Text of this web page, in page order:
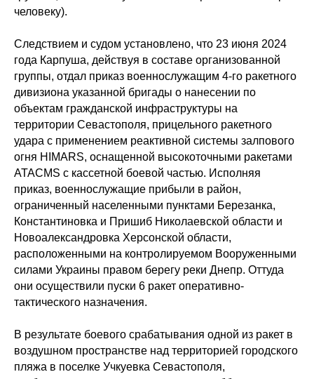
человеку).
Следствием и судом установлено, что 23 июня 2024
года Карпуша, действуя в составе организованной
группы, отдал приказ военнослужащим 4-го ракетного
дивизиона указанной бригады о нанесении по
объектам гражданской инфраструктуры на
территории Севастополя, прицельного ракетного
удара с применением реактивной системы залпового
огня HIMARS, оснащенной высокоточными ракетами
ATACMS с кассетной боевой частью. Исполняя
приказ, военнослужащие прибыли в район,
ограниченный населенными пунктами Березанка,
Константиновка и Пришиб Николаевской области и
Новоалександровка Херсонской области,
расположенными на контролируемом Вооруженными
силами Украины правом берегу реки Днепр. Оттуда
они осуществили пуски 6 ракет оперативно-
тактического назначения.
В результате боевого срабатывания одной из ракет в
воздушном пространстве над территорией городского
пляжа в поселке Учкуевка Севастополя,